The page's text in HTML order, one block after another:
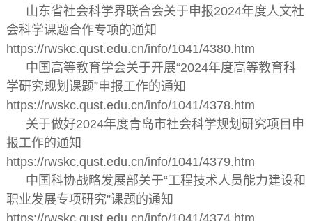
山东省社会科学界联合会关于申报2024年度人文社
会科学课题合作专项的通知
https://rwskc.qust.edu.cn/info/1041/4380.htm
中国高等教育学会关于开展“2024年度高等教育科
学研究规划课题”申报工作的通知
https://rwskc.qust.edu.cn/info/1041/4378.htm
关于做好2024年度青岛市社会科学规划研究项目申
报工作的通知
https://rwskc.qust.edu.cn/info/1041/4379.htm
中国科协战略发展部关于“工程技术人员能力建设和
职业发展专项研究”课题的通知
https://rwskc.qust.edu.cn/info/1041/4374.htm